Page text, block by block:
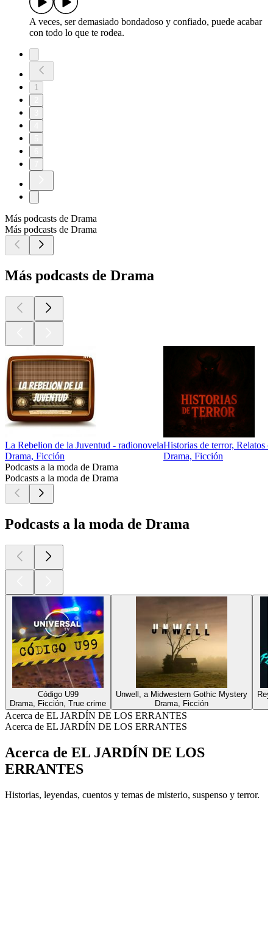
A veces, ser demasiado bondadoso y confiado, puede acabar
con todo lo que te rodea.
1
Más podcasts de Drama
Más podcasts de Drama
Más podcasts de Drama
La Rebelion de la Juventud - radionovela
Drama, Ficción
Historias de terror, Relatos
Drama, Ficción
Podcasts a la moda de Drama
Podcasts a la moda de Drama
Podcasts a la moda de Drama
Código U99
Drama, Ficción, True crime
Unwell, a Midwestern Gothic Mystery
Drama, Ficción
Acerca de EL JARDÍN DE LOS ERRANTES
Acerca de EL JARDÍN DE LOS ERRANTES
Acerca de EL JARDÍN DE LOS
ERRANTES
Historias, leyendas, cuentos y temas de misterio, suspenso y terror.